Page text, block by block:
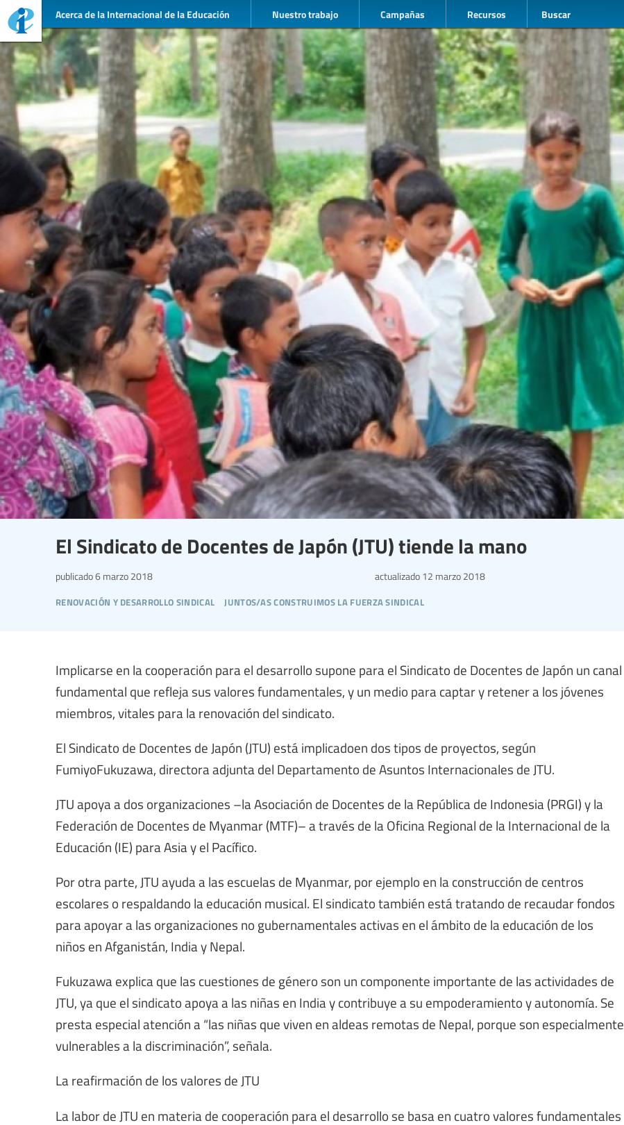
Acerca de la Internacional de la Educación Nuestro trabajo Campañas Recursos Buscar
El Sindicato de Docentes de Japón (JTU) tiende la mano
renovación y desarrollo sindical juntos/as construimos la fuerza sindical
publicado6 marzo 2018 actualizado 12 marzo 2018
Implicarse en la cooperación para el desarrollo supone para el Sindicato de Docentes de Japón un canal
fundamental que refleja sus valores fundamentales, y un medio para captar y retener a los jóvenes
miembros, vitales para la renovación del sindicato.
El Sindicato de Docentes de Japón (JTU) está implicadoen dos tipos de proyectos, según
FumiyoFukuzawa, directora adjunta del Departamento de Asuntos Internacionales de JTU.
JTU apoya a dos organizaciones –la Asociación de Docentes de la República de Indonesia (PRGI) y la
Federación de Docentes de Myanmar (MTF)– a través de la Oficina Regional de la Internacional de la
Educación (IE) para Asia y el Pacífico.
Por otra parte, JTU ayuda a las escuelas de Myanmar, por ejemplo en la construcción de centros
escolares o respaldando la educación musical. El sindicato también está tratando de recaudar fondos
para apoyar a las organizaciones no gubernamentales activas en el ámbito de la educación de los
niños en Afganistán, India y Nepal.
Fukuzawa explica que las cuestiones de género son un componente importante de las actividades de
JTU, ya que el sindicato apoya a las niñas en India y contribuye a su empoderamiento y autonomía. Se
presta especial atención a “las niñas que viven en aldeas remotas de Nepal, porque son especialmente
vulnerables a la discriminación”, señala.
La reafirmación de los valores de JTU
La labor de JTU en materia de cooperación para el desarrollo se basa en cuatro valores fundamentales